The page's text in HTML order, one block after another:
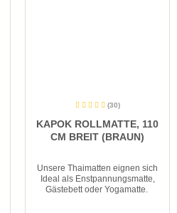
(30)
KAPOK ROLLMATTE, 110
CM BREIT (BRAUN)
Unsere Thaimatten eignen sich
Ideal als Enstpannungsmatte,
Gästebett oder Yogamatte.